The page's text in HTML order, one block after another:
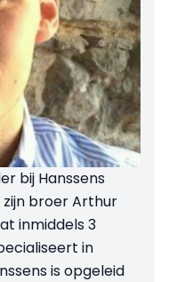
bij Hanssens
broer Arthur
inmiddels 3
in
is opgeleid